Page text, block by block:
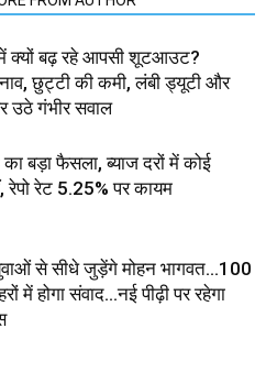
में क्यों बढ़ रहे आपसी शूटआउट?
छुट्टी की कमी, लंबी ड्यूटी और
उठे गंभीर सवाल
बड़ा फैसला, ब्याज दरों में कोई
रेपो रेट 5.25% पर कायम
से सीधे जुड़ेंगे मोहन भागवत...100
में होगा संवाद...नई पीढ़ी पर रहेगा